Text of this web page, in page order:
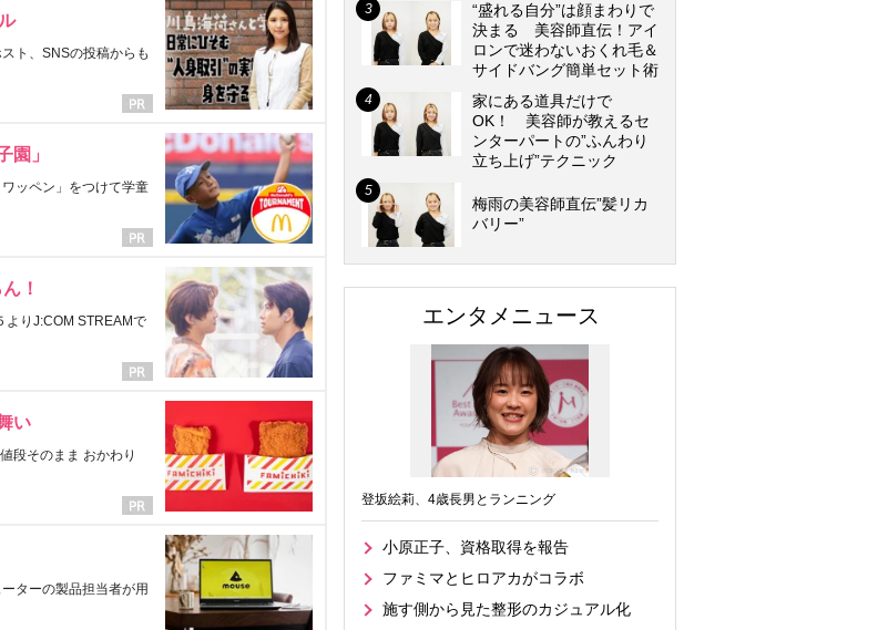
ト、SNSの投稿からも
園」
ッペン」をつけて学童
！
よりJ:COM STREAMで
い
段そのまま おかわり
ターの製品担当者が用
“盛れる自分”は顔まわりで
決まる 美容師直伝！アイ
ロンで迷わないおくれ毛＆
サイドバング簡単セット術
家にある道具だけで
OK！ 美容師が教えるセ
ンターパートの”ふんわり
立ち上げ”テクニック
梅雨の美容師直伝”髪リカ
バリー”
エンタメニュース
登坂絵莉、4歳長男とランニング
小原正子、資格取得を報告
ファミマとヒロアカがコラボ
施す側から見た整形のカジュアル化